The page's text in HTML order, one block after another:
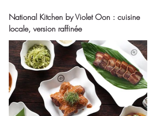
National Kitchen by Violet Oon : cuisine
locale, version raffinée